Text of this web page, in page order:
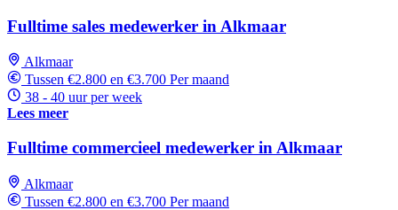
Fulltime sales medewerker in Alkmaar
Alkmaar
Tussen €2.800 en €3.700 Per maand
38 - 40 uur per week
Lees meer
Fulltime commercieel medewerker in Alkmaar
Alkmaar
Tussen €2.800 en €3.700 Per maand